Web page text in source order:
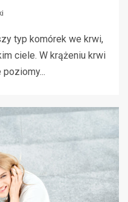
typ komórek we krwi,
ciele. W krążeniu krwi